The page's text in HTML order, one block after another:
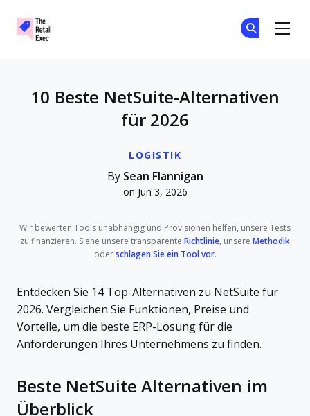
LOGISTIK
10 Beste NetSuite-Alternativen
für 2026
By Sean Flannigan
on Jun 3, 2026
Wir bewerten Tools unabhängig und Provisionen helfen, unsere Tests
zu finanzieren. Siehe unsere transparente Richtlinie, unsere Methodik
oder schlagen Sie ein Tool vor.
Entdecken Sie 14 Top-Alternativen zu NetSuite für
2026. Vergleichen Sie Funktionen, Preise und
Vorteile, um die beste ERP-Lösung für die
Anforderungen Ihres Unternehmens zu finden.
Beste NetSuite Alternativen im
Überblick